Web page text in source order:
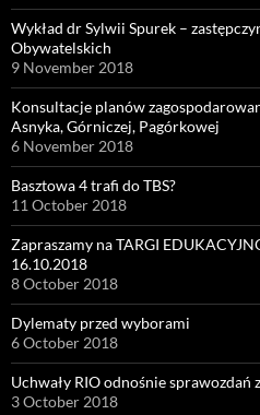
Wykład dr Sylwii Spurek –
Obywatelskich
9 November 2018
Konsultacje planów
Asnyka, Górniczej, Pagórkowej
6 November 2018
Basztowa 4 trafi do TBS?
11 October 2018
Zapraszamy na TARGI
16.10.2018
8 October 2018
Dylematy przed wyborami
6 October 2018
Uchwały RIO odnośnie sprawozdań
3 October 2018